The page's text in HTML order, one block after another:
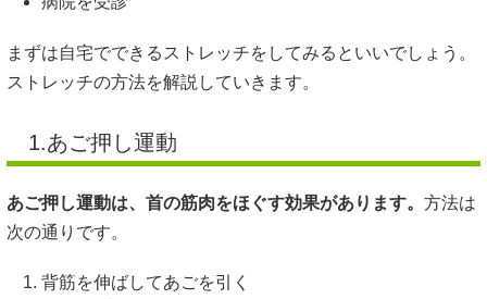
まずは自宅でできるストレッチをしてみるといいでしょう。
ストレッチの方法を解説していきます。
1.あご押し運動
あご押し運動は、首の筋肉をほぐす効果があります。 方法は
次の通りです。
背筋を伸ばしてあごを引く